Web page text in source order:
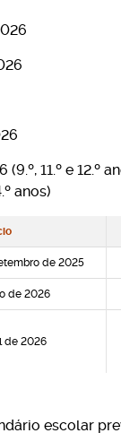
11.º e 12.º
anos)
de 2025
de 2026
de 2026
escolar